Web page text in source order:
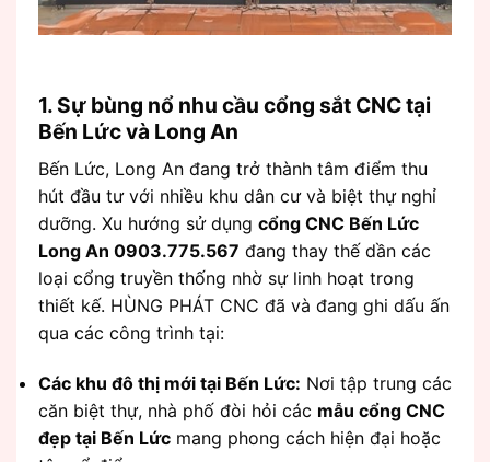
1. Sự bùng nổ nhu cầu cổng sắt CNC tại
Bến Lức và Long An
Bến Lức, Long An đang trở thành tâm điểm thu
hút đầu tư với nhiều khu dân cư và biệt thự nghỉ
dưỡng. Xu hướng sử dụng cổng CNC Bến Lức
Long An 0903.775.567 đang thay thế dần các
loại cổng truyền thống nhờ sự linh hoạt trong
thiết kế. HÙNG PHÁT CNC đã và đang ghi dấu ấn
qua các công trình tại:
Các khu đô thị mới tại Bến Lức: Nơi tập trung các
căn biệt thự, nhà phố đòi hỏi các mẫu cổng CNC
đẹp tại Bến Lức mang phong cách hiện đại hoặc